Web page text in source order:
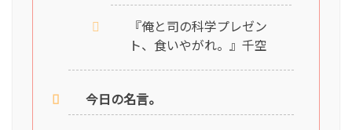
『俺と司の科学プレゼン
ト、食いやがれ。』千空
今日の名言。